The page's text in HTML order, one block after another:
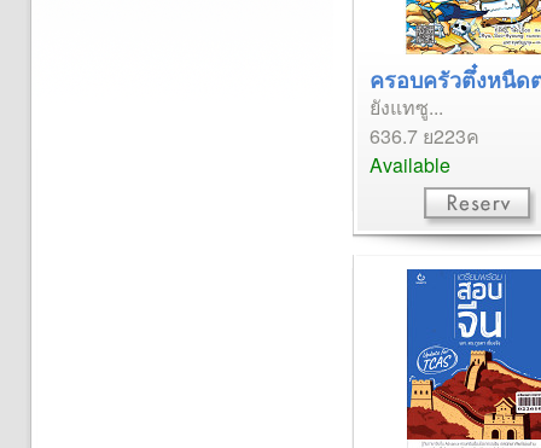
ครอบครัวตึ๋งหนืด
ยังแทซู...
636.7 ย223ค
Available